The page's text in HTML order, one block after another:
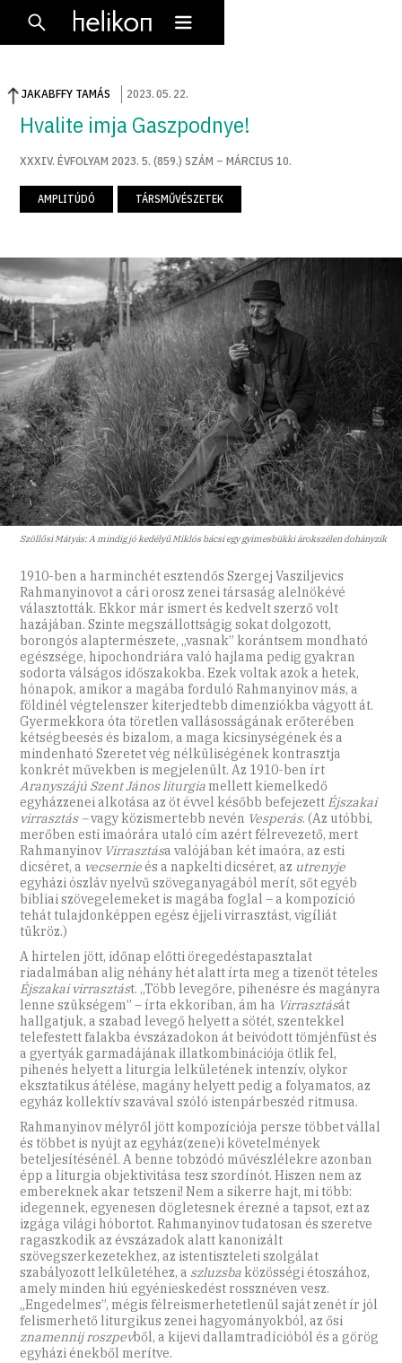
JAKABFFY TAMÁS 2023.05. 22.
Hvalite imja Gaszpodnye!
XXXIV. ÉVFOLYAM 2023. 5. (859.) SZÁM – MÁRCIUS 10.
AMPLITÚDÓ TÁRSMŰVÉSZETEK
Szöllősi Mátyás: A mindig jó kedélyű Miklós bácsi egy gyimesbükki árokszélen dohányzik
1910-ben a harminchét esztendős Szergej Vasziljevics
Rahmanyinovot a cári orosz zenei társaság alelnökévé
választották. Ekkor már ismert és kedvelt szerző volt
hazájában. Szinte megszállottságig sokat dolgozott,
borongós alaptermészete, „vasnak” korántsem mondható
egészsége, hipochondriára való hajlama pedig gyakran
sodorta válságos időszakokba. Ezek voltak azok a hetek,
hónapok, amikor a magába forduló Rahmanyinov más, a
földinél végtelenszer kiterjedtebb dimenziókba vágyott át.
Gyermekkora óta töretlen vallásosságának erőterében
kétségbeesés és bizalom, a maga kicsinységének és a
mindenható Szeretet vég nélküliségének kontrasztja
konkrét művekben is megjelenült. Az 1910-ben írt
Aranyszájú Szent János liturgiamellett kiemelkedő
egyházzenei alkotása az öt évvel később befejezett Éjszakai
virrasztás –vagy közismertebb nevén Vesperás. (Az utóbbi,
merőben esti imaórára utaló cím azért félrevezető, mert
Rahmanyinov Virrasztása valójában két imaóra, az esti
dicséret, a vecsernie és a napkelti dicséret, az utrenyje
egyházi ószláv nyelvű szöveganyagából merít, sőt egyéb
bibliai szövegelemeket is magába foglal – a kompozíció
tehát tulajdonképpen egész éjjeli virrasztást, vigíliát
tükröz.)
A hirtelen jött, időnap előtti öregedéstapasztalat
riadalmában alig néhány hét alatt írta meg a tizenöt tételes
Éjszakai virrasztást. „Több levegőre, pihenésre és magányra
lenne szükségem” – írta ekkoriban, ám ha Virrasztását
hallgatjuk, a szabad levegő helyett a sötét, szentekkel
telefestett falakba évszázadokon át beivódott tömjénfüst és
a gyertyák garmadájának illatkombinációja ötlik fel,
pihenés helyett a liturgia lelkületének intenzív, olykor
eksztatikus átélése, magány helyett pedig a folyamatos, az
egyház kollektív szavával szóló istenpárbeszéd ritmusa.
Rahmanyinov mélyről jött kompozíciója persze többet vállal
és többet is nyújt az egyház(zene)i követelmények
beteljesítésénél. A benne tobzódó művészlélekre azonban
épp a liturgia objektivitása tesz szordínót. Hiszen nem az
embereknek akar tetszeni! Nem a sikerre hajt, mi több:
idegennek, egyenesen dögletesnek érezné a tapsot, ezt az
izgága világi hóbortot. Rahmanyinov tudatosan és szeretve
ragaszkodik az évszázadok alatt kanonizált
szövegszerkezetekhez, az istentiszteleti szolgálat
szabályozott lelkületéhez, a szluzsbaközösségi étoszához,
amely minden hiú egyénieskedést rossznéven vesz.
„Engedelmes”, mégis félreismerhetetlenül saját zenét ír jól
felismerhető liturgikus zenei hagyományokból, az ősi
znamennij roszpevből, a kijevi dallamtradícióból és a görög
egyházi énekből merítve.